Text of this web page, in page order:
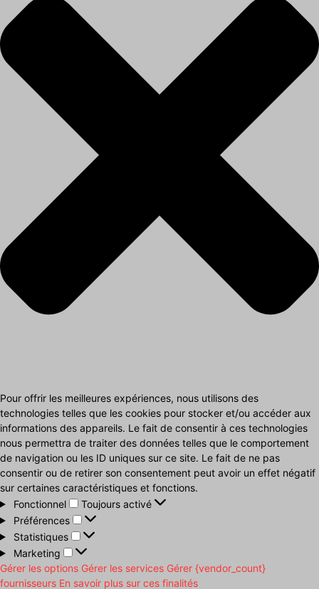
Pour offrir les meilleures expériences, nous utilisons des
technologies telles que les cookies pour stocker et/ou accéder aux
informations des appareils. Le fait de consentir à ces technologies
nous permettra de traiter des données telles que le comportement
de navigation ou les ID uniques sur ce site. Le fait de ne pas
consentir ou de retirer son consentement peut avoir un effet négatif
sur certaines caractéristiques et fonctions.
Fonctionnel
Fonctionnel
Toujours activé
Préférences
Préférences
Statistiques
Statistiques
Marketing
Marketing
Gérer les options Gérer les services Gérer {vendor_count}
fournisseurs En savoir plus sur ces finalités